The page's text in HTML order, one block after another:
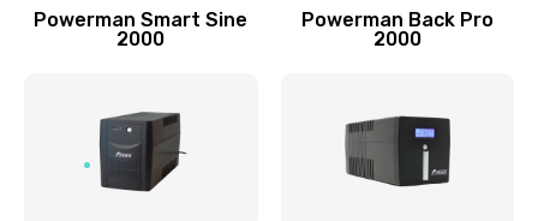
Powerman Smart Sine
2000
Powerman Back Pro
2000